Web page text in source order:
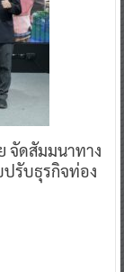
จัดสัมมนาทาง
ปรับธุรกิจท่อง